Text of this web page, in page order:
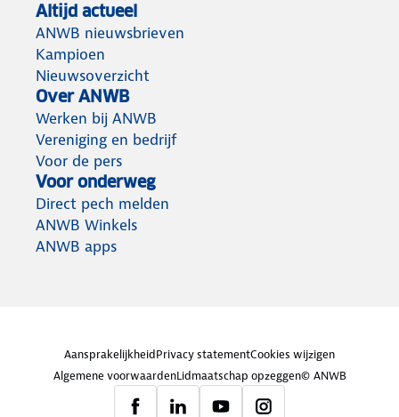
Altijd actueel
ANWB nieuwsbrieven
Kampioen
Nieuwsoverzicht
Over ANWB
Werken bij ANWB
Vereniging en bedrijf
Voor de pers
Voor onderweg
Direct pech melden
ANWB Winkels
ANWB apps
AansprakelijkheidPrivacy statementCookies wijzigen
Algemene voorwaardenLidmaatschap opzeggen© ANWB